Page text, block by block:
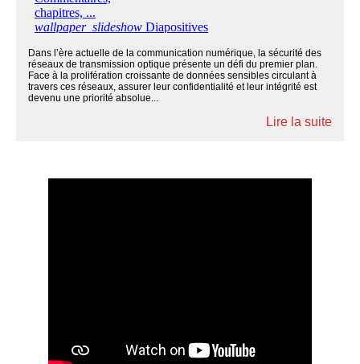
Dans l’ère actuelle de la communication numérique, la sécurité des
réseaux de transmission optique présente un défi du premier plan.
Face à la prolifération croissante de données sensibles circulant à
travers ces réseaux, assurer leur confidentialité et leur intégrité est
devenu une priorité absolue...
Lire la suite